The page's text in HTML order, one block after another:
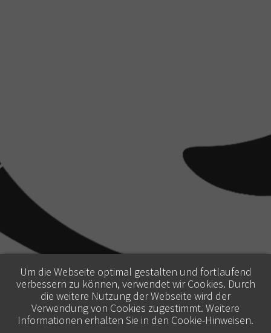
Um die Webseite optimal gestalten und fortlaufend
verbessern zu können, verwendet wir Cookies. Durch
die weitere Nutzung der Webseite wird der
Verwendung von Cookies zugestimmt. Weitere
Informationen erhalten Sie in den Cookie-Hinweisen.